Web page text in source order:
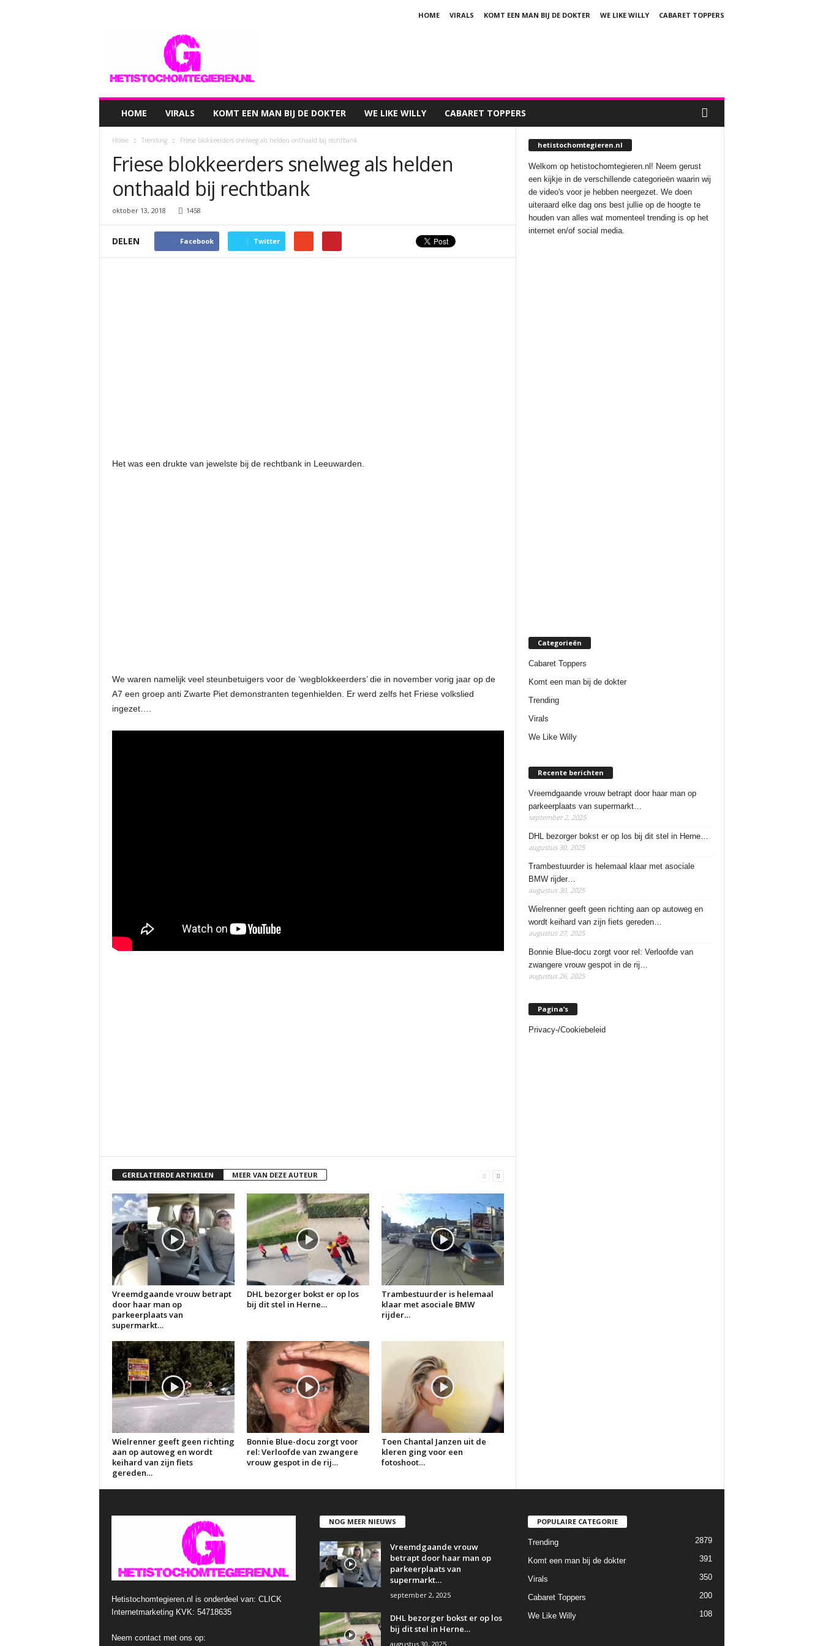
HOME VIRALS KOMT EEN MAN BIJ DE DOKTER WE LIKE WILLY
CABARET TOPPERS
HOME VIRALS KOMT EEN MAN BIJ DE DOKTER WE LIKE WILLY CABARET TOPPERS
Home Trending Friese blokkeerders snelweg als helden onthaald bij rechtbank
Friese blokkeerders snelweg als helden
onthaald bij rechtbank
oktober 13, 2018 1458
DELEN Facebook Twitter
Het was een drukte van jewelste bij de rechtbank in Leeuwarden.
We waren namelijk veel steunbetuigers voor de ‘wegblokkeerders’ die in november vorig jaar op de
A7 een groep anti Zwarte Piet demonstranten tegenhielden. Er werd zelfs het Friese volkslied
ingezet….
GERELATEERDE ARTIKELEN MEER VAN DEZE AUTEUR
Vreemdgaande vrouw betrapt
door haar man op
parkeerplaats van
supermarkt…
DHL bezorger bokst er op los
bij dit stel in Herne…
Trambestuurder is helemaal
klaar met asociale BMW
rijder…
Wielrenner geeft geen richting
aan op autoweg en wordt
keihard van zijn fiets
gereden…
Bonnie Blue-docu zorgt voor
rel: Verloofde van zwangere
vrouw gespot in de rij…
Toen Chantal Janzen uit de
kleren ging voor een
fotoshoot…
hetistochomtegieren.nl
Welkom op hetistochomtegieren.nl! Neem gerust
een kijkje in de verschillende categorieën waarin wij
de video's voor je hebben neergezet. We doen
uiteraard elke dag ons best jullie op de hoogte te
houden van alles wat momenteel trending is op het
internet en/of social media.
Categorieën
Cabaret Toppers
Komt een man bij de dokter
Trending
Virals
We Like Willy
Recente berichten
Vreemdgaande vrouw betrapt door haar man op
parkeerplaats van supermarkt…
september 2, 2025
DHL bezorger bokst er op los bij dit stel in Herne…
augustus 30, 2025
Trambestuurder is helemaal klaar met asociale
BMW rijder…
augustus 30, 2025
Wielrenner geeft geen richting aan op autoweg en
wordt keihard van zijn fiets gereden…
augustus 27, 2025
Bonnie Blue-docu zorgt voor rel: Verloofde van
zwangere vrouw gespot in de rij…
augustus 26, 2025
Pagina’s
Privacy-/Cookiebeleid
Hetistochomtegieren.nl is onderdeel van: CLICK
Internetmarketing KVK: 54718635
Neem contact met ons op:
NOG MEER NIEUWS
Vreemdgaande vrouw
betrapt door haar man op
parkeerplaats van
supermarkt…
september 2, 2025
DHL bezorger bokst er op los
bij dit stel in Herne…
augustus 30, 2025
POPULAIRE CATEGORIE
Trending 2879
Komt een man bij de dokter 391
Virals 350
Cabaret Toppers 200
We Like Willy 108